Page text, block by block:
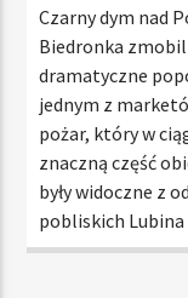
Czarny dym nad
Biedronka
dramatyczne
jednym z
pożar, który w
znaczną część
były widoczne z
pobliskich